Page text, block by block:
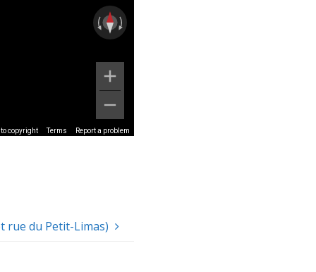
copyright Terms Report a problem
rue du Petit-Limas)